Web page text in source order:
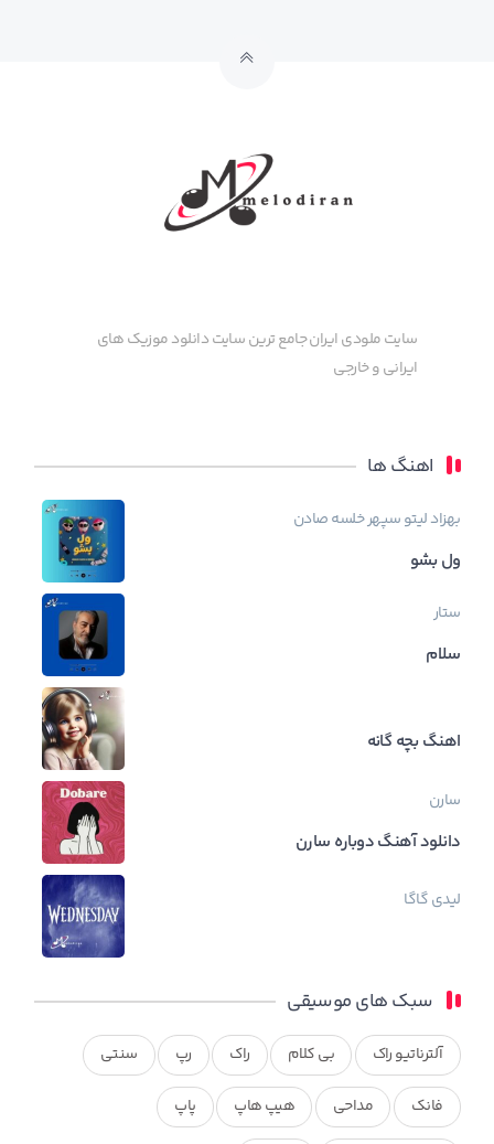
سایت ملودی ایران جامع ترین سایت دانلود موزیک های
ایرانی و خارجی
اهنگ ها
بهزاد لیتوسپهر خلسهصادن
ول بشو
ستار
سلام
اهنگ بچه گانه
سارن
دانلود آهنگ دوباره سارن
لیدی گاگا
سبک های موسیقی
آلترناتیو راک بی کلام راک رپ سنتی
فانک مداحی هیپ هاپ پاپ